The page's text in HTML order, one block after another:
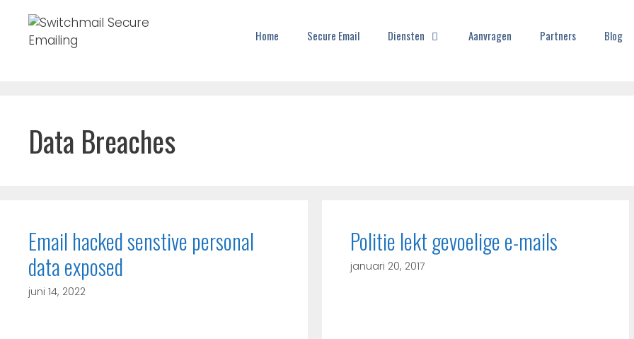
Home Secure Email Diensten Aanvragen Partners Blog
Data Breaches
Email hacked senstive personal
data exposed
juni 14, 2022
Politie lekt gevoelige e-mails
januari 20, 2017